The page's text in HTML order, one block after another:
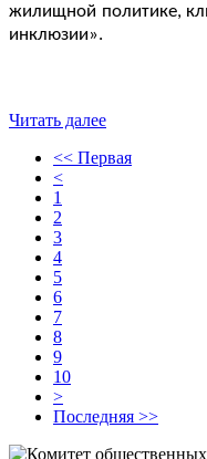
жилищной политике,
инклюзии».
Читать далее
<< Первая
<
1
2
3
4
5
6
7
8
9
10
>
Последняя >>